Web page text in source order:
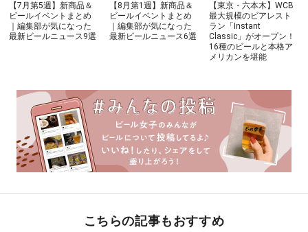
【7月第5週】新商品＆
ビールイベントまとめ
｜編集部が気になった
最新ビールニュース9選
【8月第1週】新商品＆
ビールイベントまとめ
｜編集部が気になった
最新ビールニュース6選
【東京・六本木】WCB
最大規模のビアレスト
ラン「Instant
Classic」がオープン！
16種のビールと本格ア
メリカンを堪能
こちらの記事もおすすめ